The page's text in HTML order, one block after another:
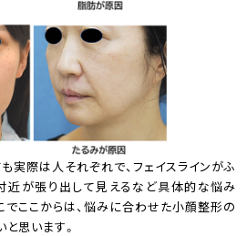
も実際は人それぞれで、フェイスラインがふ
付近が張り出して見えるなど具体的な悩み
でここからは、悩みに合わせた小顔整形の
思います。